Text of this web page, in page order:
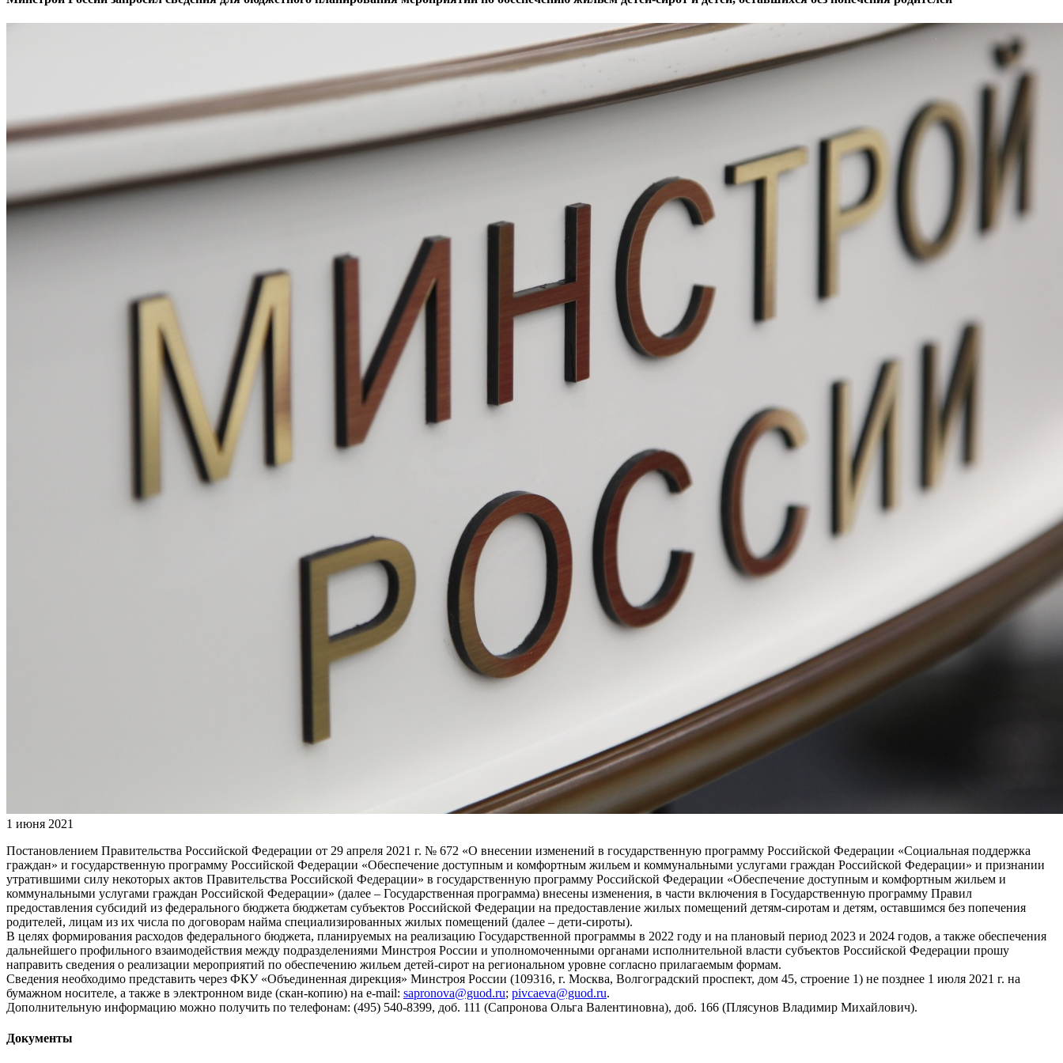
1 июня 2021
Постановлением Правительства Российской Федерации от 29 апреля 2021 г. № 672 «О внесении изменений в государственную программу Российской Федерации «Социальная поддержка
граждан» и государственную программу Российской Федерации «Обеспечение доступным и комфортным жильем и коммунальными услугами граждан Российской Федерации» и признании
утратившими силу некоторых актов Правительства Российской Федерации» в государственную программу Российской Федерации «Обеспечение доступным и комфортным жильем и
коммунальными услугами граждан Российской Федерации» (далее – Государственная программа) внесены изменения, в части включения в Государственную программу Правил
предоставления субсидий из федерального бюджета бюджетам субъектов Российской Федерации на предоставление жилых помещений детям-сиротам и детям, оставшимся без попечения
родителей, лицам из их числа по договорам найма специализированных жилых помещений (далее – дети-сироты).
В целях формирования расходов федерального бюджета, планируемых на реализацию Государственной программы в 2022 году и на плановый период 2023 и 2024 годов, а также обеспечения
дальнейшего профильного взаимодействия между подразделениями Минстроя России и уполномоченными органами исполнительной власти субъектов Российской Федерации прошу
направить сведения о реализации мероприятий по обеспечению жильем детей-сирот на региональном уровне согласно прилагаемым формам.
Сведения необходимо представить через ФКУ «Объединенная дирекция» Минстроя России (109316, г. Москва, Волгоградский проспект, дом 45, строение 1) не позднее 1 июля 2021 г. на
бумажном носителе, а также в электронном виде (скан-копию) на e-mail: sapronova@guod.ru; pivcaeva@guod.ru.
Дополнительную информацию можно получить по телефонам: (495) 540-8399, доб. 111 (Сапронова Ольга Валентиновна), доб. 166 (Плясунов Владимир Михайлович).
Документы